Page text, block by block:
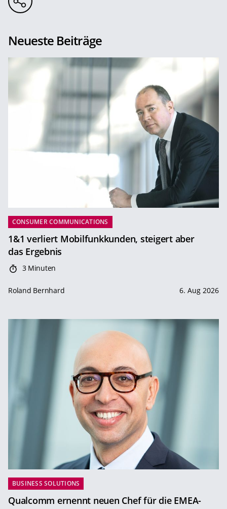
Neueste Beiträge
CONSUMER COMMUNICATIONS
1&1 verliert Mobilfunkkunden, steigert aber
das Ergebnis
3 Minuten
Roland Bernhard 6. Aug 2026
BUSINESS SOLUTIONS
Qualcomm ernennt neuen Chef für die EMEA-